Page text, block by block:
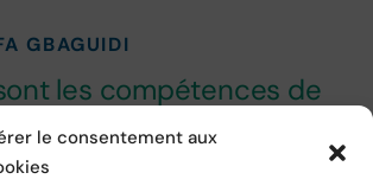
le consentement aux
GBAGUIDI
les compétences de
Émotionnelle –